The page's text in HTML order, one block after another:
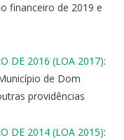
financeiro de 2019 e
DE 2016 (LOA 2017):
de Dom
providências
DE 2014 (LOA 2015):